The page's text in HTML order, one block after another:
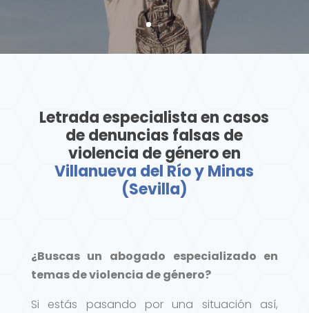
Letrada especialista en casos
de denuncias falsas de
violencia de género en
Villanueva del Río y Minas
(Sevilla)
¿Buscas un abogado especializado en
temas de violencia de género?
Si estás pasando por una situación así,